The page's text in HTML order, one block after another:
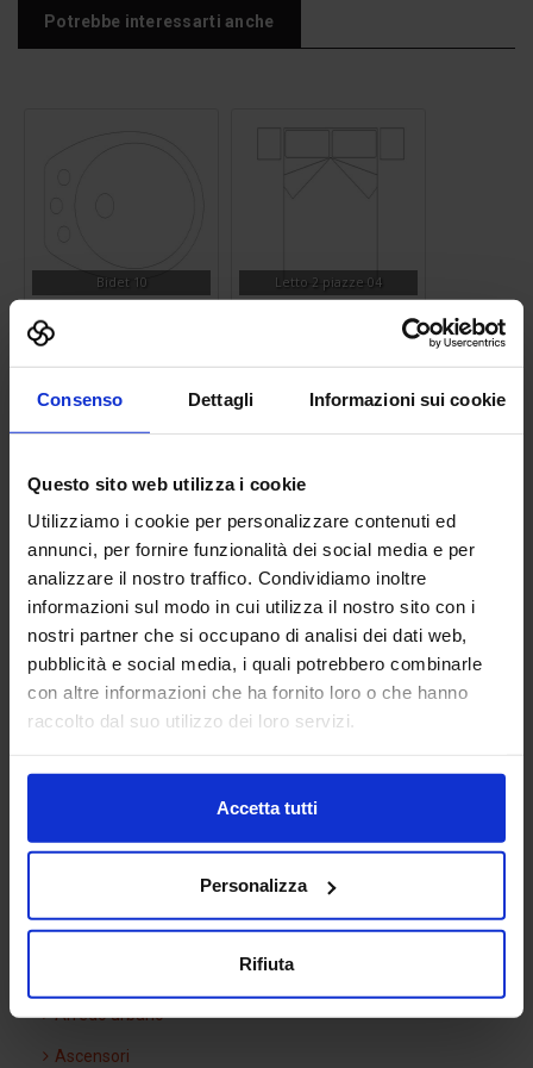
Consenso Dettagli Informazioni sui cookie
Questo sito web utilizza i cookie
Utilizziamo i cookie per personalizzare contenuti ed
annunci, per fornire funzionalità dei social media e per
analizzare il nostro traffico. Condividiamo inoltre
informazioni sul modo in cui utilizza il nostro sito con i
nostri partner che si occupano di analisi dei dati web,
pubblicità e social media, i quali potrebbero combinarle
con altre informazioni che ha fornito loro o che hanno
raccolto dal suo utilizzo dei loro servizi.
Accetta tutti
Personalizza
Rifiuta
Potrebbe interessarti anche
Bidet 10 Letto 2 piazze 04
Lavandino 15 Figura 3d donna
Albero 35
Categorie Blocchi CAD
Arredi interni
Arredo urbano
Ascensori